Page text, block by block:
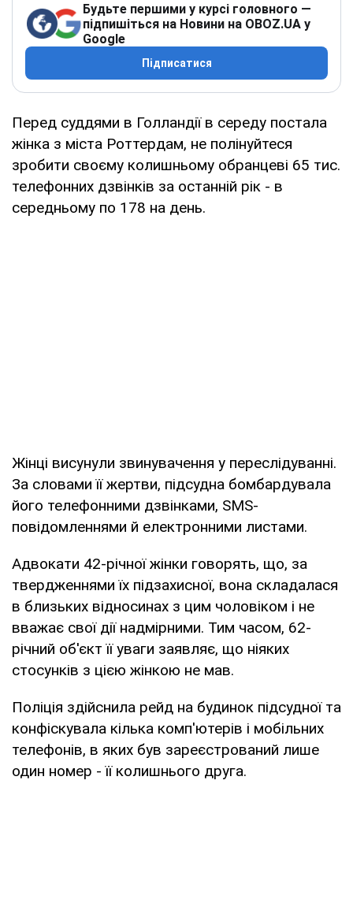
Будьте першими у курсі головного —
підпишіться на Новини на OBOZ.UA у
Google
Підписатися
Перед суддями в Голландії в середу постала
жінка з міста Роттердам, не полінуйтеся
зробити своєму колишньому обранцеві 65 тис.
телефонних дзвінків за останній рік - в
середньому по 178 на день.
Жінці висунули звинувачення у переслідуванні.
За словами її жертви, підсудна бомбардувала
його телефонними дзвінками, SMS-
повідомленнями й електронними листами.
Адвокати 42-річної жінки говорять, що, за
твердженнями їх підзахисної, вона складалася
в близьких відносинах з цим чоловіком і не
вважає свої дії надмірними. Тим часом, 62-
річний об'єкт її уваги заявляє, що ніяких
стосунків з цією жінкою не мав.
Поліція здійснила рейд на будинок підсудної та
конфіскувала кілька комп'ютерів і мобільних
телефонів, в яких був зареєстрований лише
один номер - її колишнього друга.